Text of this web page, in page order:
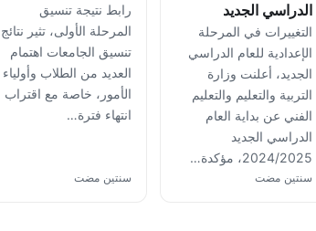
الدراسي الجديد
التغييرات في المرحلة
الإعدادية للعام الدراسي
الجديد، أعلنت وزارة
التربية والتعليم والتعليم
الفني عن بداية العام
الدراسي الجديد
2024/2025، مؤكدة…
سنتين مضت
رابط نتيجة تنسيق
المرحلة الأولى، تثير نتائج
تنسيق الجامعات اهتمام
العديد من الطلاب وأولياء
الأمور، خاصة مع اقتراب
انتهاء فترة…
سنتين مضت